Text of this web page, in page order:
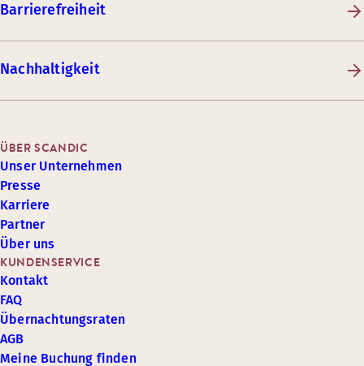
Barrierefreiheit
Nachhaltigkeit
KUNDENSERVICE
Kontakt
FAQ
Übernachtungsraten
AGB
Meine Buchung finden
ÜBER SCANDIC
Unser Unternehmen
Presse
Karriere
Partner
Über uns